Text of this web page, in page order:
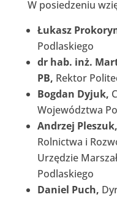
W posiedzeniu
Łukasz
Podlaskiego
dr hab. inż.
PB, Rektor
Bogdan Dyjuk,
Województwa
Andrzej Pleszuk,
Rolnictwa i
Urzędzie
Podlaskiego
Daniel Puch,